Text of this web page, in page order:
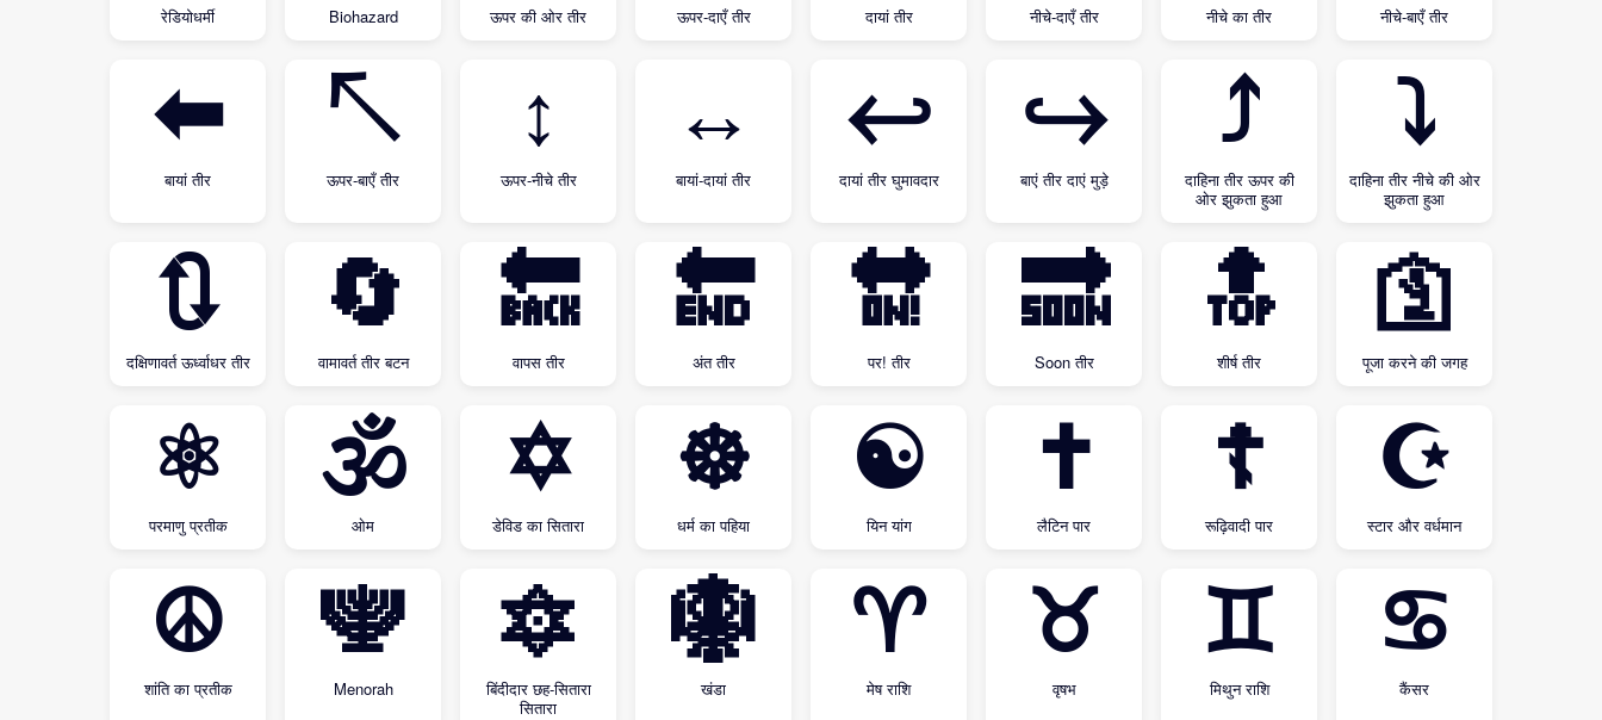
रेडियोधर्मी Biohazard ऊपर की ओर तीर ऊपर-दाएँ तीर दायां तीर नीचे-दाएँ तीर नीचे का तीर नीचे-बाएँ तीर
⬅
बायां तीर
↖
ऊपर-बाएँ तीर
↕
ऊपर-नीचे तीर
↔
बायां-दायां तीर
↩
दायां तीर घुमावदार
↪
बाएं तीर दाएं मुड़े
⤴
दाहिना तीर ऊपर की
ओर झुकता हुआ
⤵
दाहिना तीर नीचे की ओर
झुकता हुआ
🔃
दक्षिणावर्त ऊर्ध्वाधर तीर
🔄
वामावर्त तीर बटन
🔙
वापस तीर
🔚
अंत तीर
🔛
पर! तीर
🔜
Soon तीर
🔝
शीर्ष तीर
🛐
पूजा करने की जगह
⚛
परमाणु प्रतीक
🕉
ओम
✡
डेविड का सितारा
☸
धर्म का पहिया
☯
यिन यांग
✝
लैटिन पार
☦
रूढ़िवादी पार
☪
स्टार और वर्धमान
☮
शांति का प्रतीक
🕎
Menorah
🔯
बिंदीदार छह-सितारा
सितारा
🪯
खंडा
♈
मेष राशि
♉
वृषभ
♊
मिथुन राशि
♋
कैंसर